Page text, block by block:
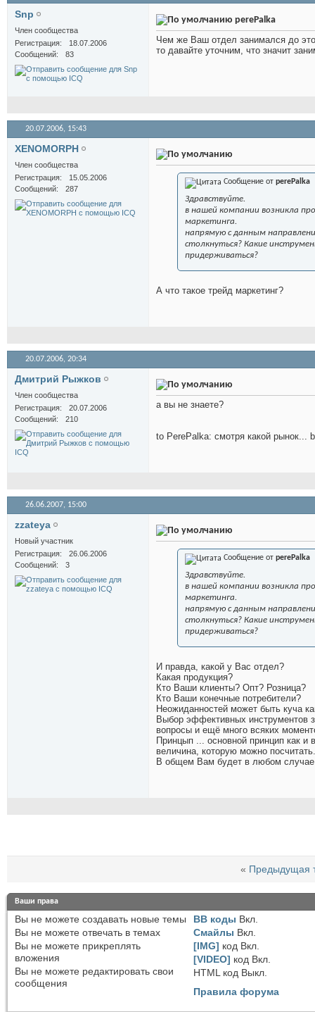
Snp
Член сообщества
Регистрация
18.07.2006
Сообщений
83
perePalka
Чем же Ваш отдел занимался до
то давайте уточним, что значит
20.07.2006, 15:43
XENOMORPH
Член сообщества
Регистрация
15.05.2006
Сообщений
287
Сообщение от perePalka
Здравствуйте.
в нашей компании возникла
маркетинга.
напрямую с данным
столкнуться? Какие
придерживаться?
А что такое трейд маркетинг?
20.07.2006, 20:34
Дмитрий Рыжков
Член сообщества
Регистрация
20.07.2006
Сообщений
210
а вы не знаете?
to PerePalka: смотря какой рынок...
26.06.2007, 15:00
zzateya
Новый участник
Регистрация
26.06.2006
Сообщений
3
Сообщение от perePalka
Здравствуйте.
в нашей компании возникла
маркетинга.
напрямую с данным
столкнуться? Какие
придерживаться?
И правда, какой у Вас отдел?
Какая продукция?
Кто Ваши клиенты? Опт? Розница?
Кто Ваши конечные потребители?
Неожиданностей может быть куча
Выбор эффективных инструментов
вопросы и ещё много всяких
Принцып ... основной принцип как
величина, которую можно
В общем Вам будет в любом случае
« Предыдущая
Ваши права
Вы не можете создавать новые темы
Вы не можете отвечать в темах
Вы не можете прикреплять
вложения
Вы не можете редактировать свои
сообщения
BB коды Вкл.
Смайлы Вкл.
[IMG] код Вкл.
[VIDEO] код Вкл.
HTML код Выкл.
Правила форума